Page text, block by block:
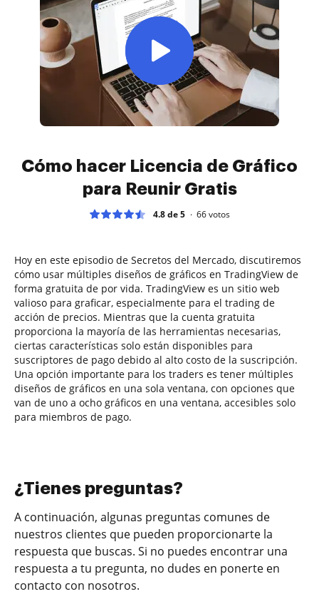
Cómo hacer Licencia de Gráfico
para Reunir Gratis
4.8 de 5 66votos
Hoy en este episodio de Secretos del Mercado, discutiremos
cómo usar múltiples diseños de gráficos en TradingView de
forma gratuita de por vida. TradingView es un sitio web
valioso para graficar, especialmente para el trading de
acción de precios. Mientras que la cuenta gratuita
proporciona la mayoría de las herramientas necesarias,
ciertas características solo están disponibles para
suscriptores de pago debido al alto costo de la suscripción.
Una opción importante para los traders es tener múltiples
diseños de gráficos en una sola ventana, con opciones que
van de uno a ocho gráficos en una ventana, accesibles solo
para miembros de pago.
¿Tienes preguntas?
A continuación, algunas preguntas comunes de
nuestros clientes que pueden proporcionarte la
respuesta que buscas. Si no puedes encontrar una
respuesta a tu pregunta, no dudes en ponerte en
contacto con nosotros.